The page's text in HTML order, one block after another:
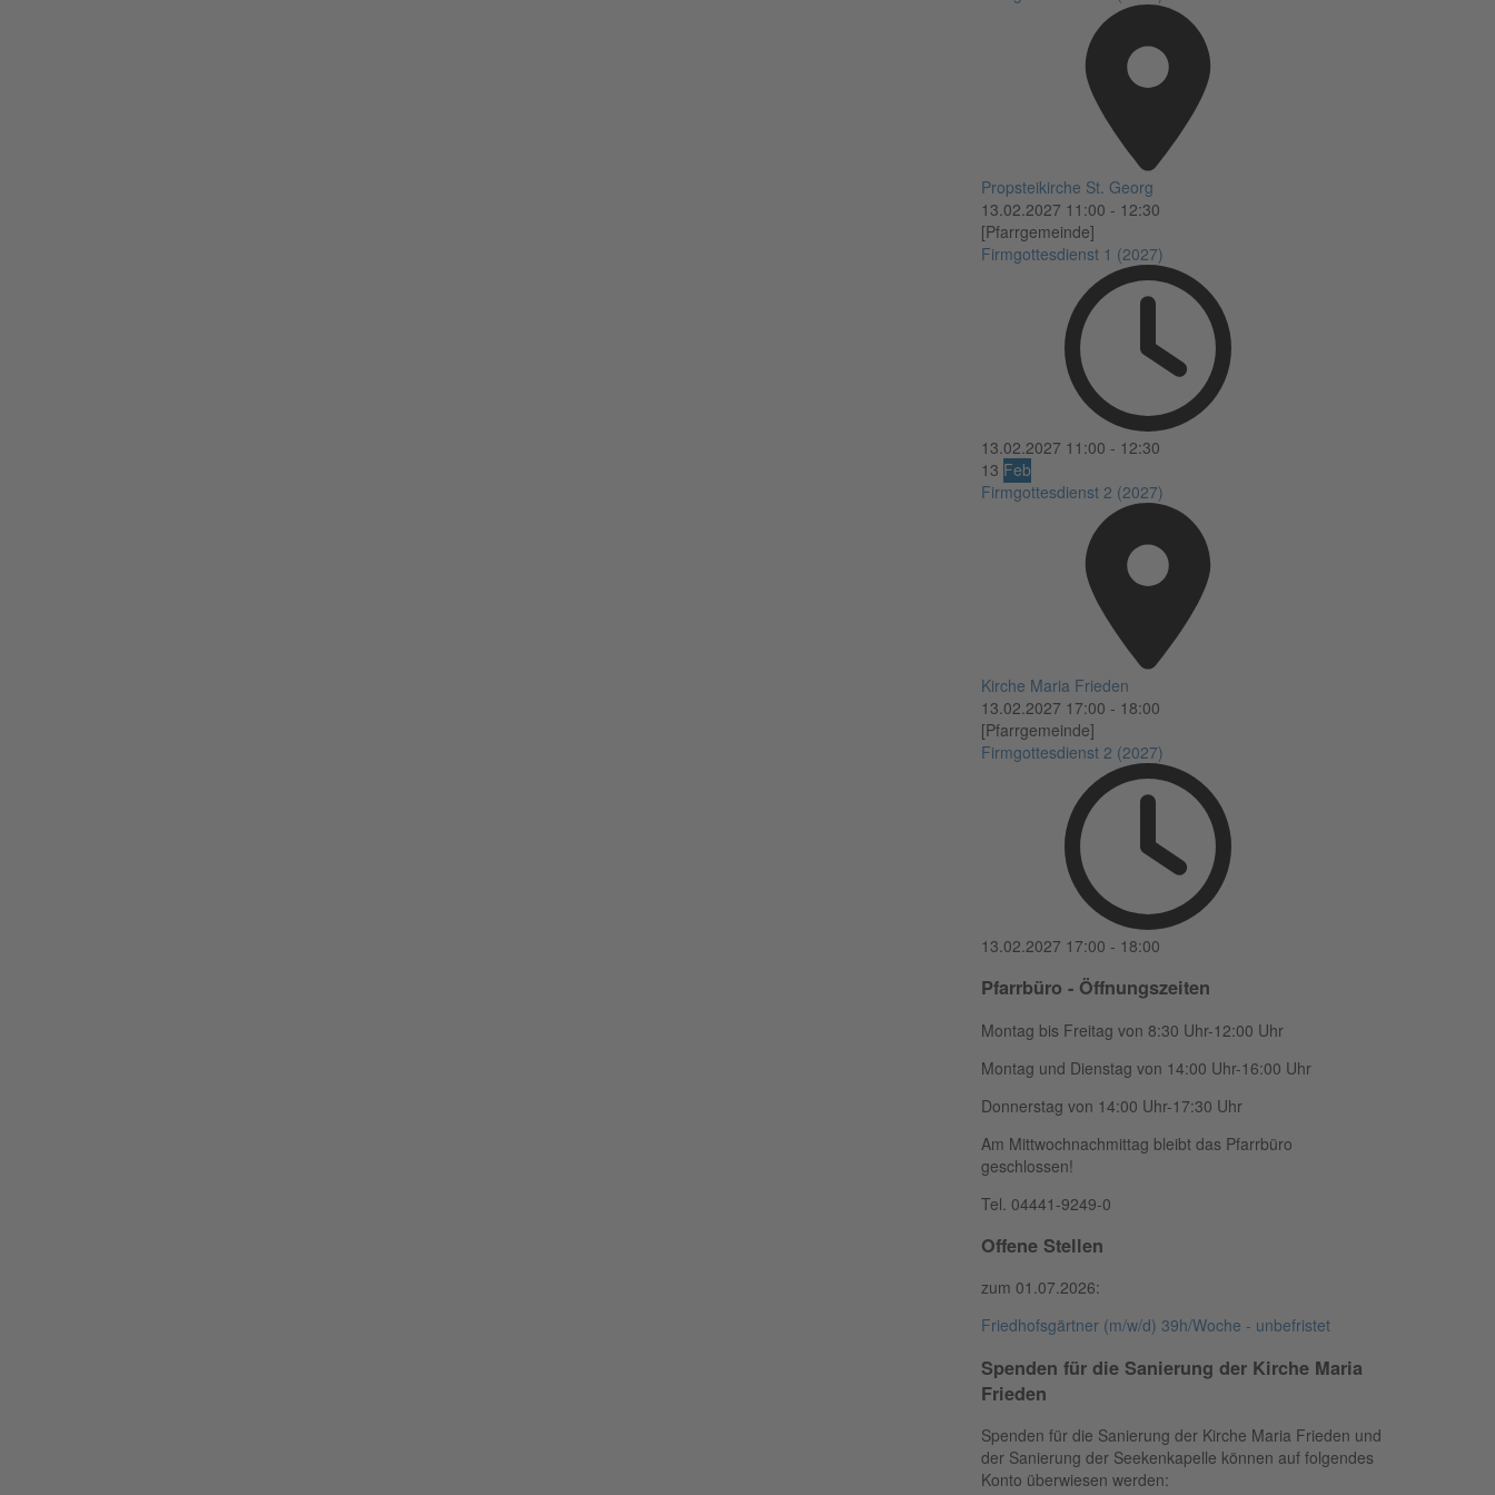
Propsteikirche St. Georg
13.02.2027 11:00 - 12:30
[Pfarrgemeinde]
Firmgottesdienst 1 (2027)
13.02.2027 11:00 - 12:30
13 Feb
Firmgottesdienst 2 (2027)
Kirche Maria Frieden
13.02.2027 17:00 - 18:00
[Pfarrgemeinde]
Firmgottesdienst 2 (2027)
13.02.2027 17:00 - 18:00
Pfarrbüro - Öffnungszeiten
Montag bis Freitag von 8:30 Uhr-12:00 Uhr
Montag und Dienstag von 14:00 Uhr-16:00 Uhr
Donnerstag von 14:00 Uhr-17:30 Uhr
Am Mittwochnachmittag bleibt das Pfarrbüro
geschlossen!
Tel. 04441-9249-0
Offene Stellen
zum 01.07.2026:
Friedhofsgärtner (m/w/d) 39h/Woche - unbefristet
Spenden für die Sanierung der Kirche Maria
Frieden
Spenden für die Sanierung der Kirche Maria Frieden und
der Sanierung der Seekenkapelle können auf folgendes
Konto überwiesen werden: